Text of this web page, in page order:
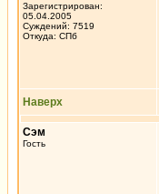
Зарегистрирован:
05.04.2005
Суждений: 7519
Откуда: СПб
Наверх
Сэм
Гость